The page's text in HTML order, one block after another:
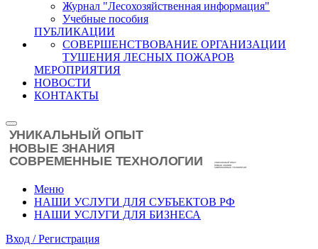
Журнал "Лесохозяйственная информация"
Учебные пособия
ПУБЛИКАЦИИ
СОВЕРШЕНСТВОВАНИЕ ОРГАНИЗАЦИИ
ТУШЕНИЯ ЛЕСНЫХ ПОЖАРОВ
МЕРОПРИЯТИЯ
НОВОСТИ
КОНТАКТЫ
Меню
НАШИ УСЛУГИ ДЛЯ СУБЪЕКТОВ РФ
НАШИ УСЛУГИ ДЛЯ БИЗНЕСА
Вход / Регистрация